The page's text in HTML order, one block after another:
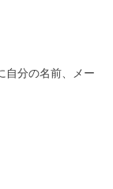
自分の名前、メー